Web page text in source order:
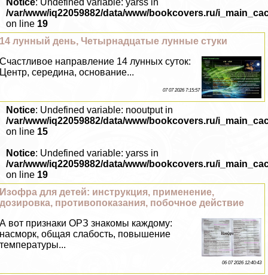
Notice: Undefined variable: yarss in
/var/www/iq22059882/data/www/bookcovers.ru/
on line 19
14 лунный день, Четырнадцатые лунные стуки
Счастливое направление 14 лунных суток:
Центр, середина, основание...
07 07 2026 7:15:57
Notice: Undefined variable: nooutput in
/var/www/iq22059882/data/www/bookcovers.ru/
on line 15
Notice: Undefined variable: yarss in
/var/www/iq22059882/data/www/bookcovers.ru/
on line 19
Изофра для детей: инструкция, применение,
дозировка, противопоказания, побочное действие
А вот признаки ОРЗ знакомы каждому:
насморк, общая слабость, повышение
температуры...
06 07 2026 12:40:43